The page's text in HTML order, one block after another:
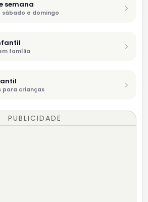
semana
sábado e domingo
família
para crianças
PUBLICIDADE